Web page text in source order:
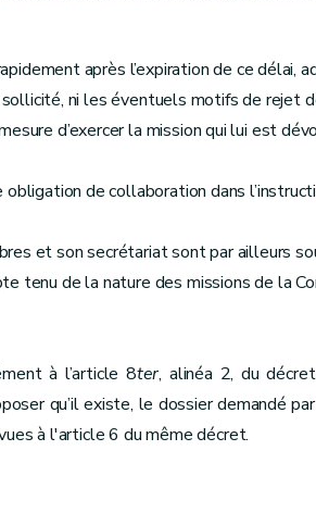
après l’expiration de ce délai,
ni les éventuels motifs de rejet
d’exercer la mission qui lui est
de collaboration dans
et son secrétariat sont par ailleurs
tenu de la nature des missions de la
à l’article 8ter, alinéa 2, du
qu’il existe, le dossier demandé
à l'article 6 du même décret.